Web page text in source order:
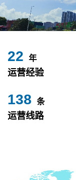
24 年
运营经验
153 条
运营线路